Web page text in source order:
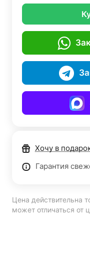
Хочу в
Гарантия
Цена действительна
может отличаться от